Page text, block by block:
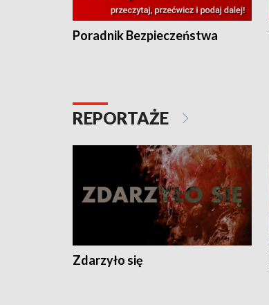
Poradnik Bezpieczeństwa
REPORTAŻE
Zdarzyło się